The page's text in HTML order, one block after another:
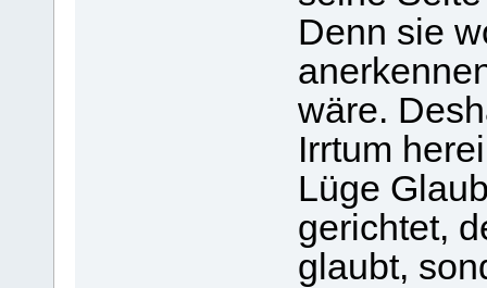
Denn sie
wäre.
Irrtum
Lüge
gerichtet,
glaubt,